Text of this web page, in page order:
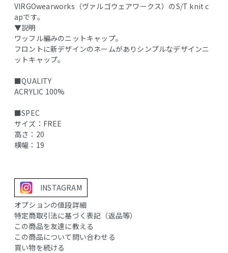
VIRGOwearworks（ヴァルゴウェアワークス）のS/T knit c
apです。
▼説明
ワッフル編みのニットキャップ。
フロントに新デザインのネームがありシンプルなデザインニ
ットキャップ。
■QUALITY
ACRYLIC 100%
■SPEC
サイズ：FREE
高さ：20
横幅：19
INSTAGRAM
オプションの値段詳細
特定商取引法に基づく表記（返品等）
この商品を友達に教える
この商品について問い合わせる
買い物を続ける